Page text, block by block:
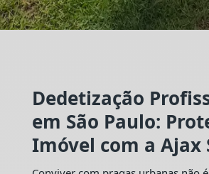
Dedetização
em São Paulo:
Imóvel com a Ajax